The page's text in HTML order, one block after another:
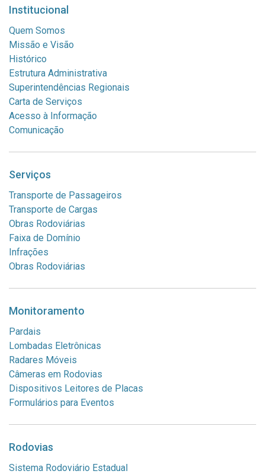
Institucional
Quem Somos
Missão e Visão
Histórico
Estrutura Administrativa
Superintendências Regionais
Carta de Serviços
Acesso à Informação
Comunicação
Serviços
Transporte de Passageiros
Transporte de Cargas
Obras Rodoviárias
Faixa de Domínio
Infrações
Obras Rodoviárias
Monitoramento
Pardais
Lombadas Eletrônicas
Radares Móveis
Câmeras em Rodovias
Dispositivos Leitores de Placas
Formulários para Eventos
Rodovias
Sistema Rodoviário Estadual